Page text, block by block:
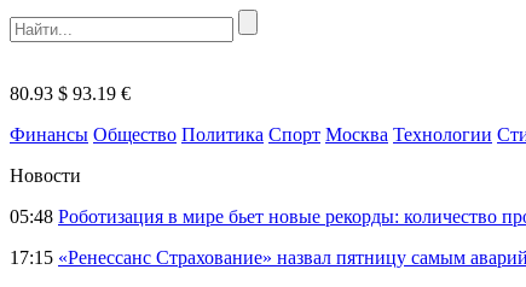
80.93 $ 93.19 €
Финансы Общество Политика Спорт Москва Технологии
Новости
05:48 Роботизация в мире бьет новые рекорды: количество
17:15 «Ренессанс Страхование» назвал пятницу самым